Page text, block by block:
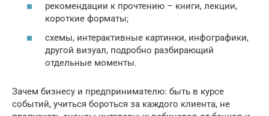
рекомендации к прочтению – книги, лекции,
короткие форматы;
схемы, интерактивные картинки, инфографики,
другой визуал, подробно разбирающий
отдельные моменты.
Зачем бизнесу и предпринимателю: быть в курсе
событий, учиться бороться за каждого клиента, не